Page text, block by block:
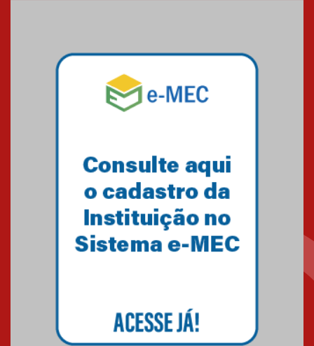
Professora do Mackenzie é
finalista do Prêmio Jabuti com
obra sobre ética e arquitetura
contemporânea
Semana Internacional
Mackenzie promove parcerias
internacionais
03.08.2026
03.08.2026